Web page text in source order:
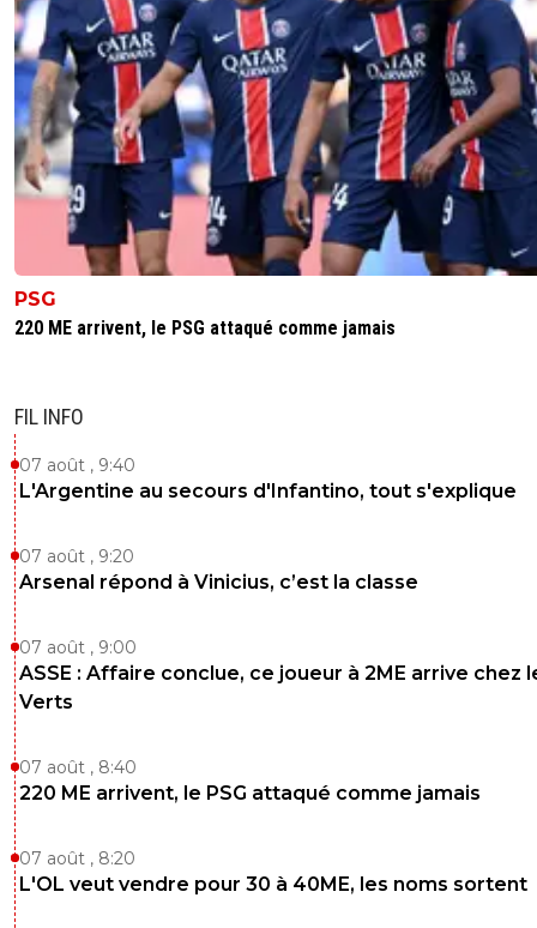
PSG
220 ME arrivent, le PSG attaqué comme jamais
FIL INFO
07 août , 9:40
L'Argentine au secours d'Infantino, tout s'explique
07 août , 9:20
Arsenal répond à Vinicius, c’est la classe
07 août , 9:00
ASSE : Affaire conclue, ce joueur à 2ME arrive chez
Verts
07 août , 8:40
220 ME arrivent, le PSG attaqué comme jamais
07 août , 8:20
L'OL veut vendre pour 30 à 40ME, les noms sortent